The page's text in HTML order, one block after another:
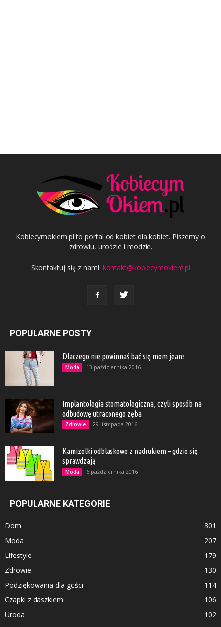
Kobiecymokiem.pl to portal od kobiet dla kobiet. Piszemy o
zdrowiu, urodzie i modzie.
Skontaktuj się z nami: kontakt@kobiecymokiem.pl
POPULARNE POSTY
Dlaczego nie powinnaś bać się mom jeans
Moda 13 października 2016
Implantologia stomatologiczna, czyli sposób na
odbudowę utraconego zęba
Zdrowie 29 listopada 2016
Kamizelki odblaskowe z nadrukiem – gdzie się
sprawdzają
Moda 6 października 2016
POPULARNE KATEGORIE
Dom
301
Moda
207
Lifestyle
179
Zdrowie
130
Podziękowania dla gości
114
Czapki z daszkiem
106
Uroda
102